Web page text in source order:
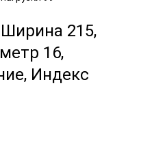
215,
16,
Индекс